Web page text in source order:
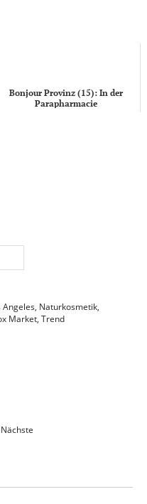
Bonjour Provinz (15): In der
Parapharmacie
Angeles, Naturkosmetik,
Market, Trend
Nächste